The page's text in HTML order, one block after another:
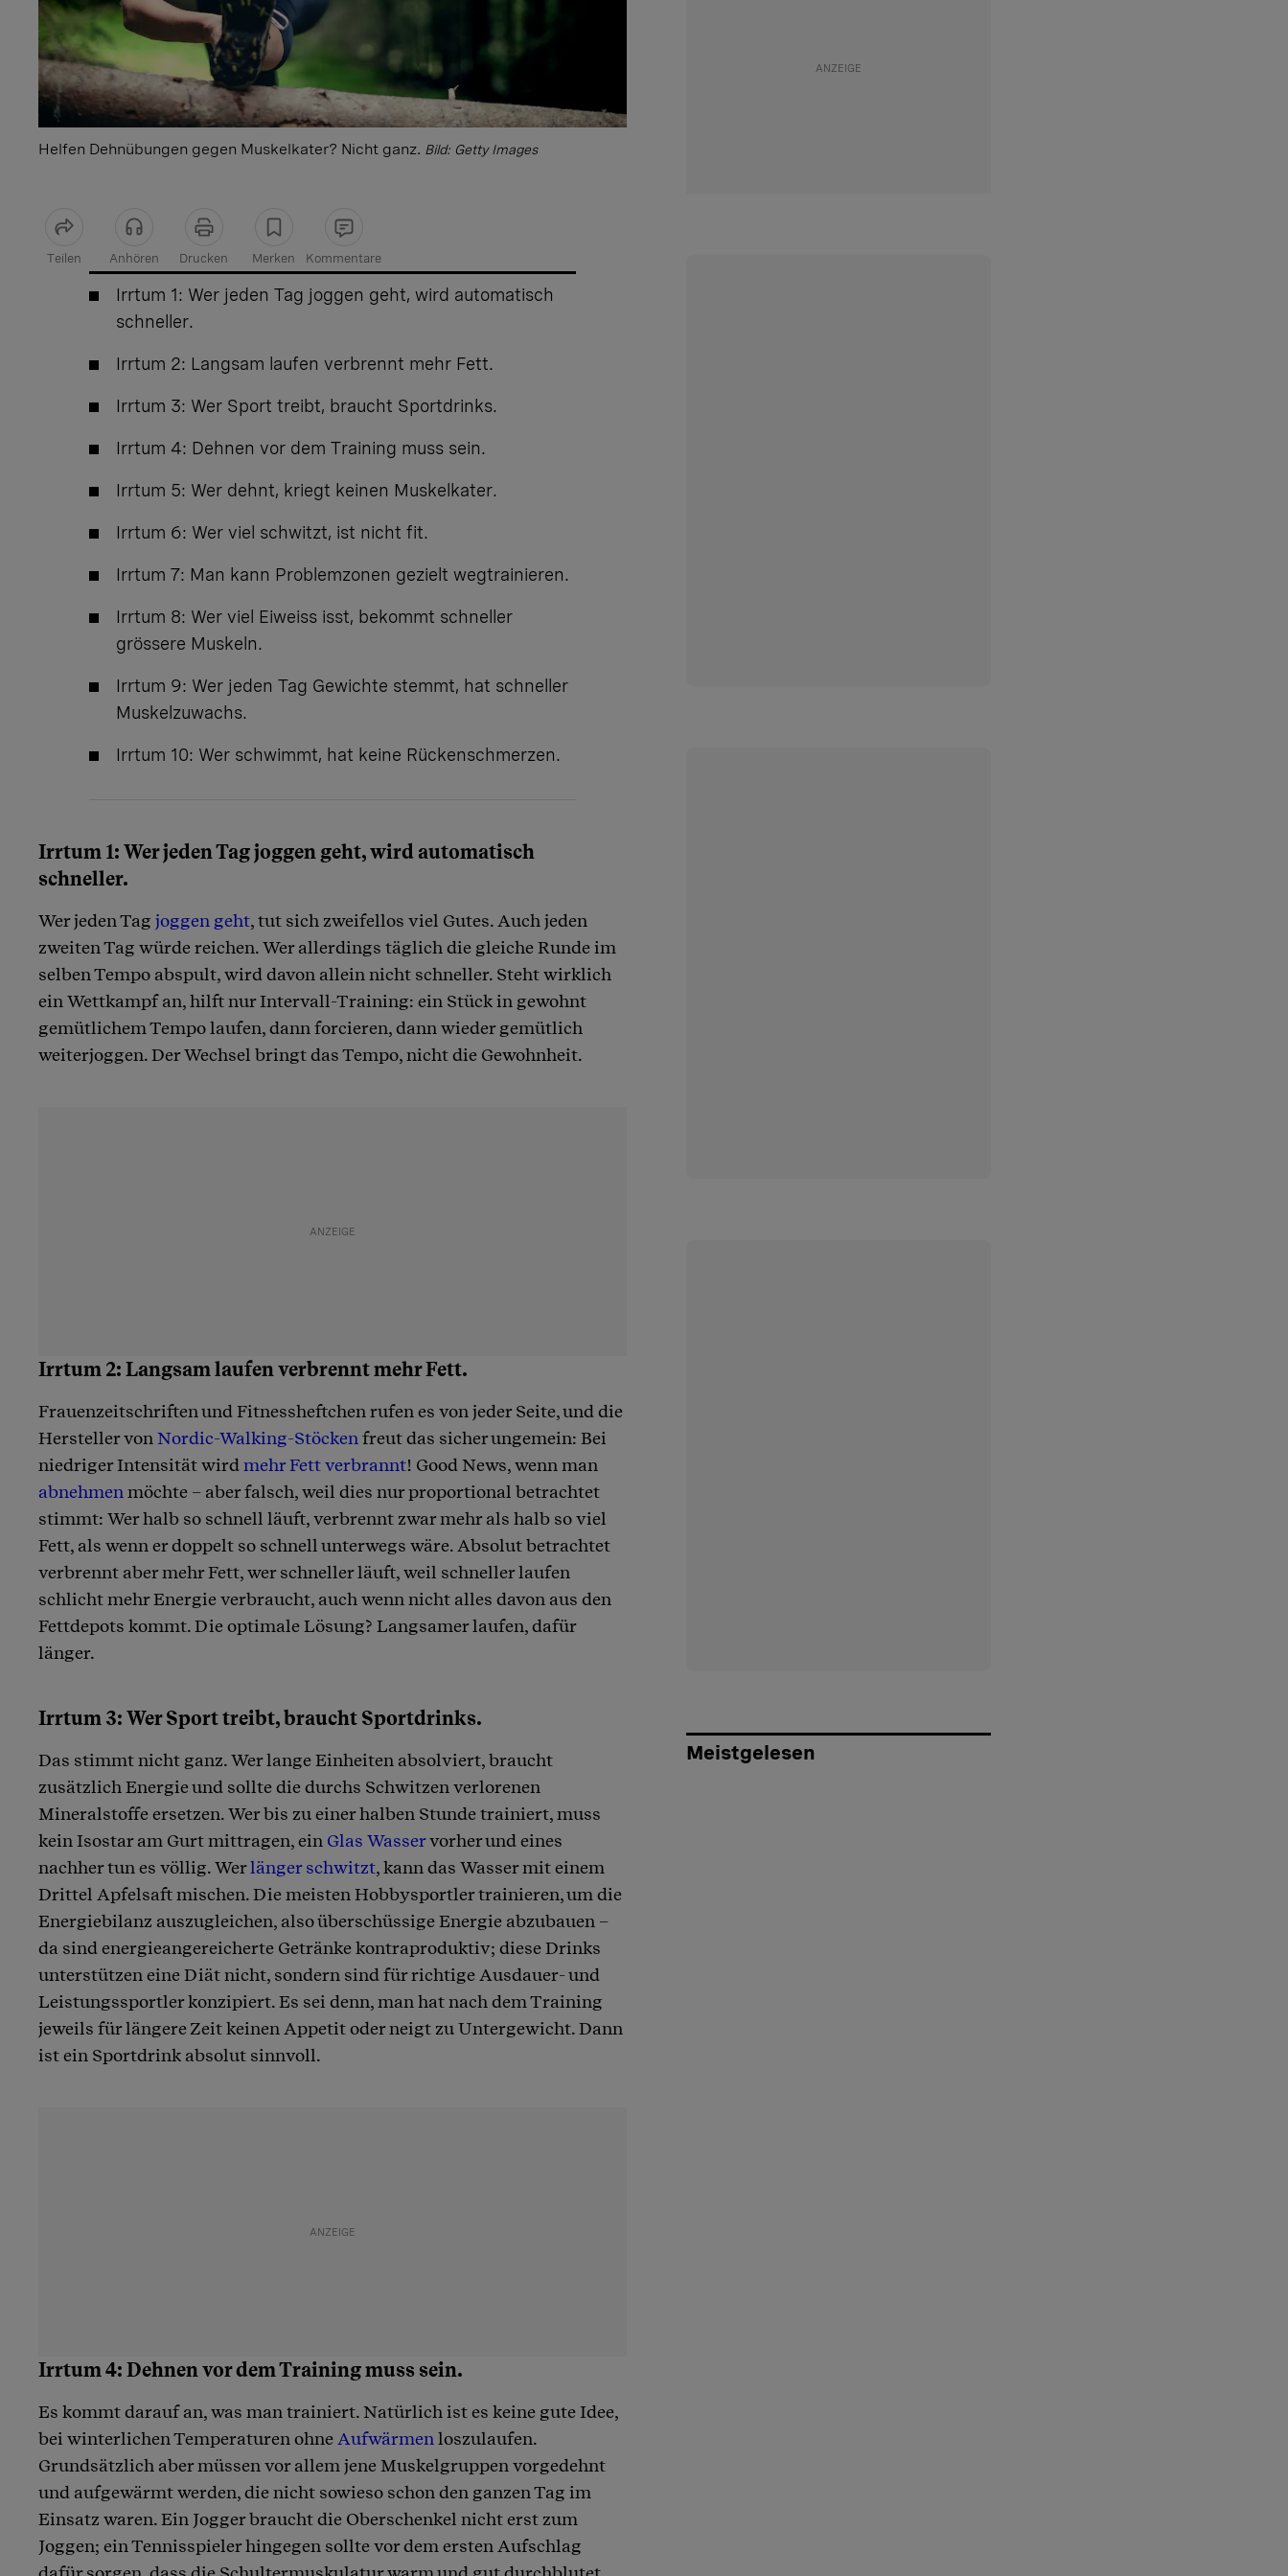
Helfen Dehnübungen gegen Muskelkater? Nicht ganz. Bild: Getty Images
Teilen Anhören Drucken Merken Kommentare
Artikel teilenIrrtum 1: Wer jeden Tag joggen geht, wird automatisch
schneller.
Irrtum 2: Langsam laufen verbrennt mehr Fett.
Irrtum 3: Wer Sport treibt, braucht Sportdrinks.
Irrtum 4: Dehnen vor dem Training muss sein.
Irrtum 5: Wer dehnt, kriegt keinen Muskelkater.
Irrtum 6: Wer viel schwitzt, ist nicht fit.
Irrtum 7: Man kann Problemzonen gezielt wegtrainieren.
Irrtum 8: Wer viel Eiweiss isst, bekommt schneller
grössere Muskeln.
Irrtum 9: Wer jeden Tag Gewichte stemmt, hat schneller
Muskelzuwachs.
Irrtum 10: Wer schwimmt, hat keine Rückenschmerzen.
Irrtum 1: Wer jeden Tag joggen geht, wird automatisch
schneller.
Wer jeden Tag joggen geht, tut sich zweifellos viel Gutes. Auch jeden
zweiten Tag würde reichen. Wer allerdings täglich die gleiche Runde im
selben Tempo abspult, wird davon allein nicht schneller. Steht wirklich
ein Wettkampf an, hilft nur Intervall-Training: ein Stück in gewohnt
gemütlichem Tempo laufen, dann forcieren, dann wieder gemütlich
weiterjoggen. Der Wechsel bringt das Tempo, nicht die Gewohnheit.
Irrtum 2: Langsam laufen verbrennt mehr Fett.
Frauenzeitschriften und Fitnessheftchen rufen es von jeder Seite, und die
Hersteller von Nordic-Walking-Stöcken freut das sicher ungemein: Bei
niedriger Intensität wird mehr Fett verbrannt! Good News, wenn man
abnehmen möchte – aber falsch, weil dies nur proportional betrachtet
stimmt: Wer halb so schnell läuft, verbrennt zwar mehr als halb so viel
Fett, als wenn er doppelt so schnell unterwegs wäre. Absolut betrachtet
verbrennt aber mehr Fett, wer schneller läuft, weil schneller laufen
schlicht mehr Energie verbraucht, auch wenn nicht alles davon aus den
Fettdepots kommt. Die optimale Lösung? Langsamer laufen, dafür
länger.
Irrtum 3: Wer Sport treibt, braucht Sportdrinks.
Das stimmt nicht ganz. Wer lange Einheiten absolviert, braucht
zusätzlich Energie und sollte die durchs Schwitzen verlorenen
Mineralstoffe ersetzen. Wer bis zu einer halben Stunde trainiert, muss
kein Isostar am Gurt mittragen, ein Glas Wasservorher und eines
nachher tun es völlig. Werlänger schwitzt, kann das Wasser mit einem
Drittel Apfelsaft mischen. Die meisten Hobbysportler trainieren, um die
Energiebilanz auszugleichen, also überschüssige Energie abzubauen –
da sind energieangereicherte Getränke kontraproduktiv; diese Drinks
unterstützen eine Diät nicht, sondern sind für richtige Ausdauer- und
Leistungssportler konzipiert. Es sei denn, man hat nach dem Training
jeweils für längere Zeit keinen Appetit oder neigt zu Untergewicht. Dann
ist ein Sportdrink absolut sinnvoll.
Irrtum 4: Dehnen vor dem Training muss sein.
Es kommt darauf an, was man trainiert. Natürlich ist es keine gute Idee,
bei winterlichen Temperaturen ohne Aufwärmen loszulaufen.
Grundsätzlich aber müssen vor allem jene Muskelgruppen vorgedehnt
und aufgewärmt werden, die nicht sowieso schon den ganzen Tag im
Einsatz waren. Ein Jogger braucht die Oberschenkel nicht erst zum
Joggen; ein Tennisspieler hingegen sollte vor dem ersten Aufschlag
Meistgelesen